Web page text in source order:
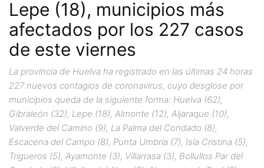
Lepe (18), municipios más
afectados por los 227 casos
de este viernes
La provincia de Huelva ha registrado en las últimas 24 horas
227 nuevos contagios de coronavirus, cuyo desglose por
municipios queda de la siguiente forma: Huelva (62),
Gibraleón (32), Lepe (18), Almonte (12), Aljaraque (10),
Valverde del Camino (9), La Palma del Condado (8),
Escacena del Campo (8), Punta Umbría (7), Isla Cristina (5),
Trigueros (5), Ayamonte (3), Villarrasa (3), Bollullos Par del